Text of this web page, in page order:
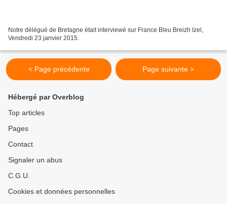
Notre délégué de Bretagne était interviewé sur France Bleu Breizh Izel,
Vendredi 23 janvier 2015.
< Page précédente Page suivante >
Hébergé par Overblog
Top articles
Pages
Contact
Signaler un abus
C.G.U.
Cookies et données personnelles